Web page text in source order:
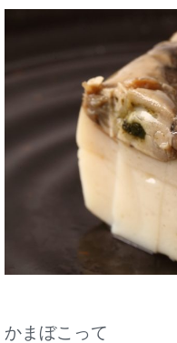
かまぼこって